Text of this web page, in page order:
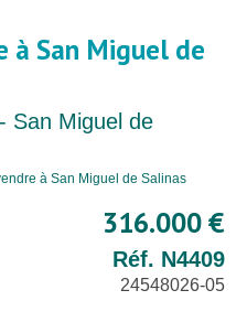
à San Miguel de
San Miguel de
à San Miguel de Salinas
316.000 €
Réf. N4409
24548026-05